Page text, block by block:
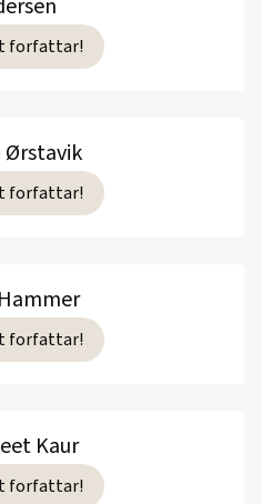
forfattar!
Ørstavik
forfattar!
forfattar!
Kaur
forfattar!